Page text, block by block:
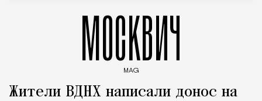
МОСКВИЧ
MAG
Жители ВДНХ написали донос на